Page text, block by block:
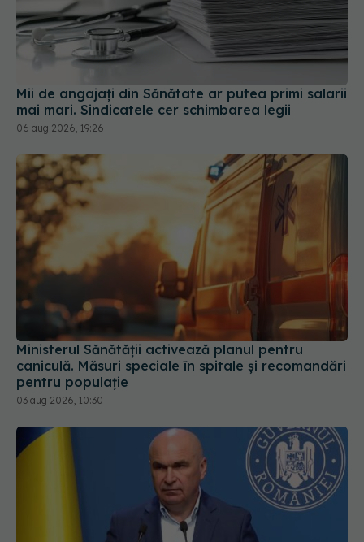
Mii de angajați din Sănătate ar putea primi salarii
mai mari. Sindicatele cer schimbarea legii
06 aug 2026, 19:26
Ministerul Sănătății activează planul pentru
caniculă. Măsuri speciale în spitale și recomandări
pentru populație
03 aug 2026, 10:30